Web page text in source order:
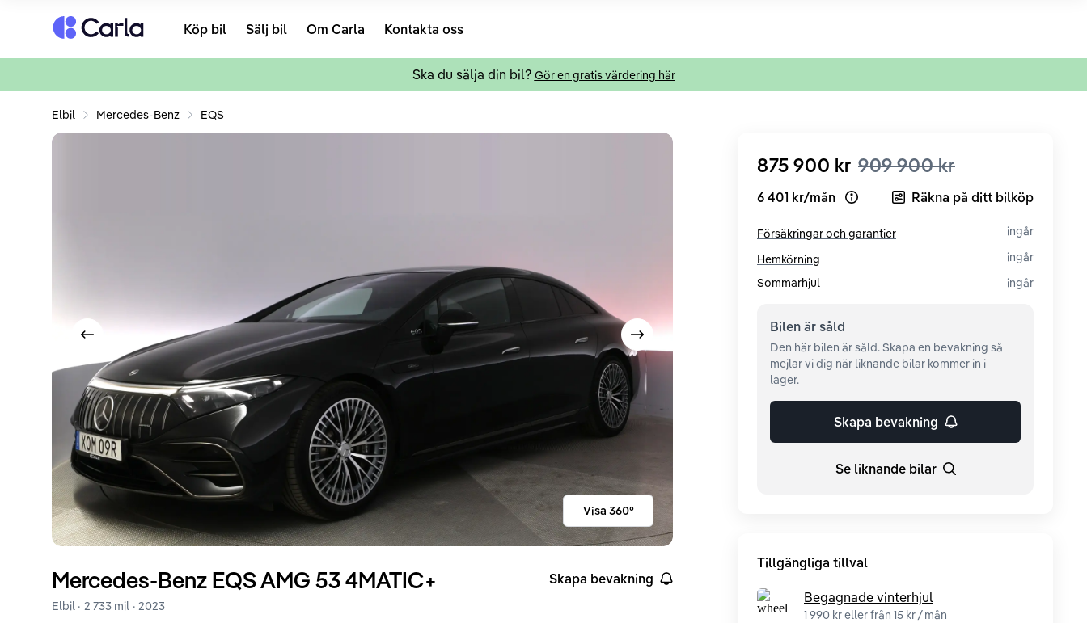
Tillbaka till startsidan Köp bil Sälj bil Om Carla Kontakta oss
Ska du sälja din bil? Gör en gratis värdering här
Elbil Mercedes-Benz EQS
Visa föregående bild Visa nästa bild
Visa 360°
Mercedes-Benz EQSAMG 53 4MATIC+ Skapa bevakning
Elbil · 2 733 mil · 2023
875 900 kr 909 900 kr
6 401 kr/mån Open loan exampleRäkna på ditt bilköp
Försäkringar och garantier
ingår
Hemkörning
ingår
Sommarhjul
ingår
Bilen är såld
Den här bilen är såld. Skapa en bevakning så
mejlar vi dig när liknande bilar kommer in i
lager.
Skapa bevakning
Se liknande bilar
Tillgängliga tillval
Begagnade vinterhjul
1 990 kr eller från 15 kr / mån